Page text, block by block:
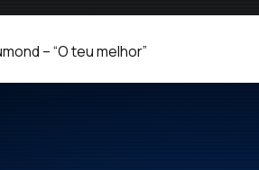
– “O teu melhor”